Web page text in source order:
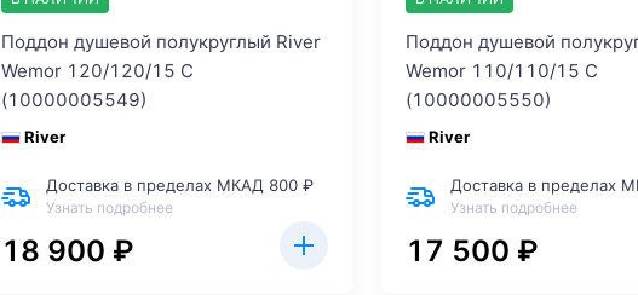
Поддон душевой полукруглый River
Wemor 120/120/15 C
(10000005549)
River
Доставка в пределах МКАД 800 ₽
Узнать подробнее
18 900 ₽
Поддон душевой
Wemor 110/110/15 C
(10000005550)
River
Доставка в пределах
Узнать подробнее
17 500 ₽